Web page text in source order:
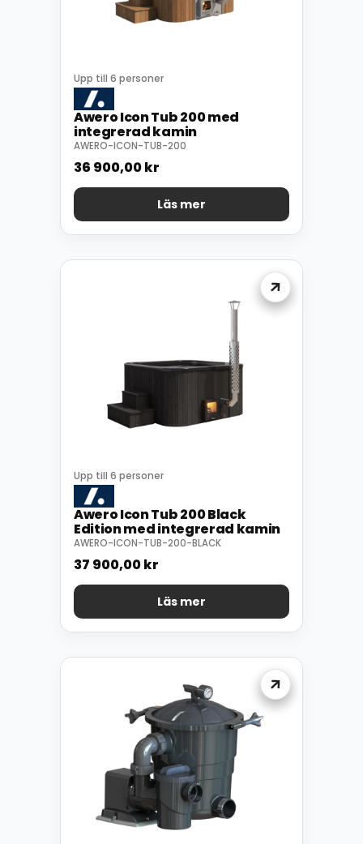
Upp till 6 personer
Awero Icon Tub 200 med
integrerad kamin
AWERO-ICON-TUB-200
36 900,00kr
Läs mer
Upp till 6 personer
Awero Icon Tub 200 Black
Edition med integrerad kamin
AWERO-ICON-TUB-200-BLACK
37 900,00kr
Läs mer